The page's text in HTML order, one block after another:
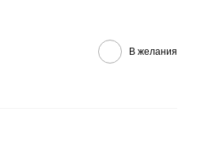
В желания